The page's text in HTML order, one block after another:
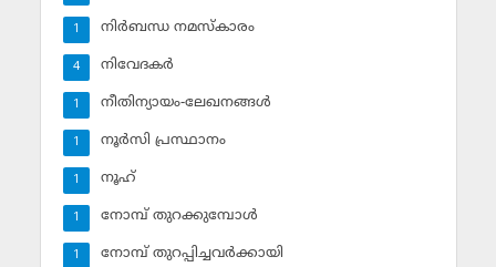
നിര്‍ബന്ധ നമസ്‌കാരം
1
നിവേദകര്‍
4
നീതിന്യായം-ലേഖനങ്ങള്‍
1
നൂര്‍സി പ്രസ്ഥാനം
1
നൂഹ്‌
1
നോമ്പ് തുറക്കുമ്പോള്‍
1
നോമ്പ് തുറപ്പിച്ചവര്‍ക്കായി
1